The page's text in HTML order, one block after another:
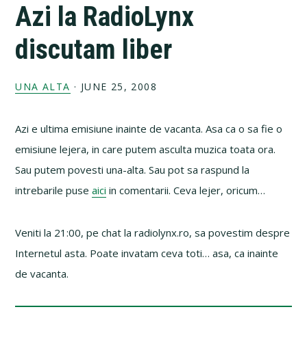
Azi la RadioLynx
discutam liber
UNA ALTA · JUNE 25, 2008
Azi e ultima emisiune inainte de vacanta. Asa ca o sa fie o
emisiune lejera, in care putem asculta muzica toata ora.
Sau putem povesti una-alta. Sau pot sa raspund la
intrebarile puseaici in comentarii. Ceva lejer, oricum…
Veniti la 21:00, pe chat la radiolynx.ro, sa povestim despre
Internetul asta. Poate invatam ceva toti… asa, ca inainte
de vacanta.